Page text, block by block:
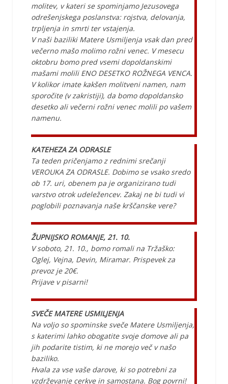
molitev, v kateri se spominjamo Jezusovega
odrešenjskega poslanstva: rojstva, delovanja,
trpljenja in smrti ter vstajenja.
V naši baziliki Matere Usmiljenja vsak dan pred
večerno mašo molimo rožni venec. V mesecu
oktobru bomo pred vsemi dopoldanskimi
mašami molili ENO DESETKO ROŽNEGA VENCA.
V kolikor imate kakšen molitveni namen, nam
sporočite (v zakristiji), da bomo dopoldansko
desetko ali večerni rožni venec molili po vašem
namenu.
KATEHEZA ZA ODRASLE
Ta teden pričenjamo z rednimi srečanji
VEROUKA ZA ODRASLE. Dobimo se vsako sredo
ob 17. uri, obenem pa je organizirano tudi
varstvo otrok udeležencev. Zakaj ne bi tudi vi
poglobili poznavanja naše krščanske vere?
ŽUPNIJSKO ROMANJE, 21. 10.
V soboto, 21. 10., bomo romali na Tržaško:
Oglej, Vejna, Devin, Miramar. Prispevek za
prevoz je 20€.
Prijave v pisarni!
SVEČE MATERE USMILJENJA
Na voljo so spominske sveče Matere Usmiljenja,
s katerimi lahko obogatite svoje domove ali pa
jih podarite tistim, ki ne morejo več v našo
baziliko.
Hvala za vse vaše darove, ki so potrebni za
vzdrževanje cerkve in samostana. Bog povrni!